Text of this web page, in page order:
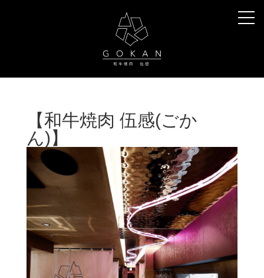
【和牛焼肉 伍感(ごか
ん)】